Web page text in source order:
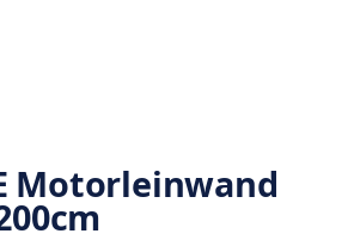
Motorleinwand